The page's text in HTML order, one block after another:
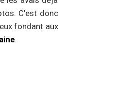
C’est donc
fondant aux
.